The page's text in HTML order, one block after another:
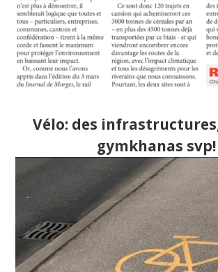
Vélo: des
gymkhanas svp!